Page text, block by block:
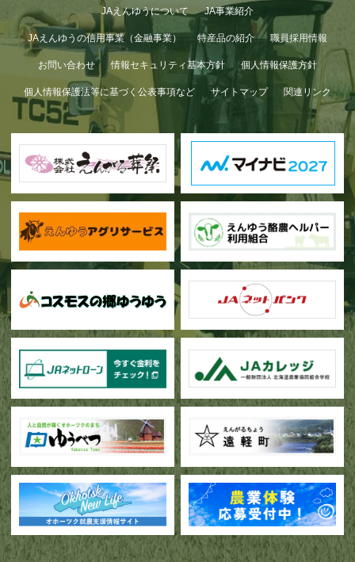
GWも終わり…
ブロッコリー播種作業が行われています
JAえんゆうについて JA事業紹介
JAえんゆうの信用事業（金融事業） 特産品の紹介 職員採用情報
お問い合わせ 情報セキュリティ基本方針 個人情報保護方針
個人情報保護法等に基づく公表事項など サイトマップ 関連リンク